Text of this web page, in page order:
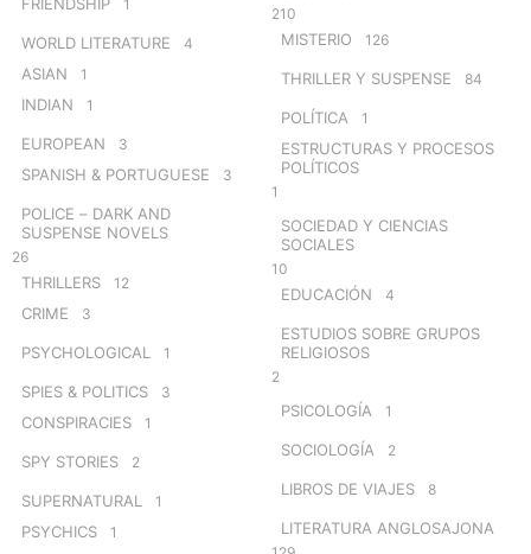
FRIENDSHIP 1
WORLD LITERATURE 4
ASIAN 1
INDIAN 1
EUROPEAN 3
SPANISH & PORTUGUESE 3
POLICE – DARK AND
SUSPENSE NOVELS
26
THRILLERS 12
CRIME 3
PSYCHOLOGICAL 1
SPIES & POLITICS 3
CONSPIRACIES 1
SPY STORIES 2
SUPERNATURAL 1
PSYCHICS 1
210
MISTERIO 126
THRILLER Y SUSPENSE 84
POLÍTICA 1
ESTRUCTURAS Y PROCESOS
POLÍTICOS
1
SOCIEDAD Y CIENCIAS
SOCIALES
10
EDUCACIÓN 4
ESTUDIOS SOBRE GRUPOS
RELIGIOSOS
2
PSICOLOGÍA 1
SOCIOLOGÍA 2
LIBROS DE VIAJES 8
LITERATURA ANGLOSAJONA